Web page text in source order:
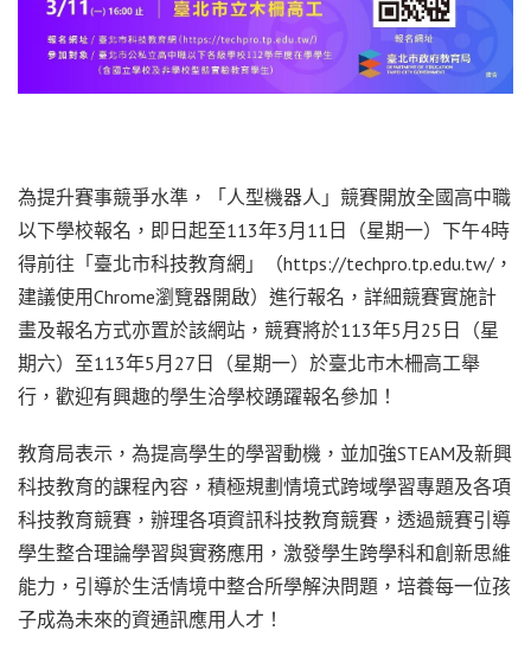
為提升賽事競爭水準，「人型機器人」競賽開放全國高中職
以下學校報名，即日起至113年3月11日（星期一）下午4時
得前往「臺北市科技教育網」（https://techpro.tp.edu.tw/，
建議使用Chrome瀏覽器開啟）進行報名，詳細競賽實施計
畫及報名方式亦置於該網站，競賽將於113年5月25日（星
期六）至113年5月27日（星期一）於臺北市木柵高工舉
行，歡迎有興趣的學生洽學校踴躍報名參加！
教育局表示，為提高學生的學習動機，並加強STEAM及新興
科技教育的課程內容，積極規劃情境式跨域學習專題及各項
科技教育競賽，辦理各項資訊科技教育競賽，透過競賽引導
學生整合理論學習與實務應用，激發學生跨學科和創新思維
能力，引導於生活情境中整合所學解決問題，培養每一位孩
子成為未來的資通訊應用人才！